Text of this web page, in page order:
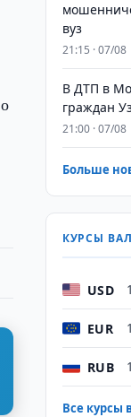
вуз
21:15 · 07/08
В ДТП в
граждан
21:00 · 07/08
Больше
КУРСЫ
USD
EUR
RUB
Все курсы